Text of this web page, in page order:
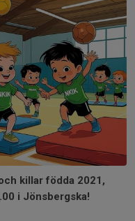
killar födda 2021,
i Jönsbergska!